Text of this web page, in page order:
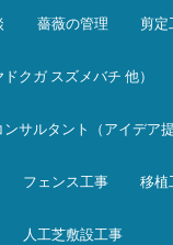
薔薇の管理 剪定
クガ スズメバチ 他）
ンサルタント（アイデア提
フェンス工事 移植
人工芝敷設工事